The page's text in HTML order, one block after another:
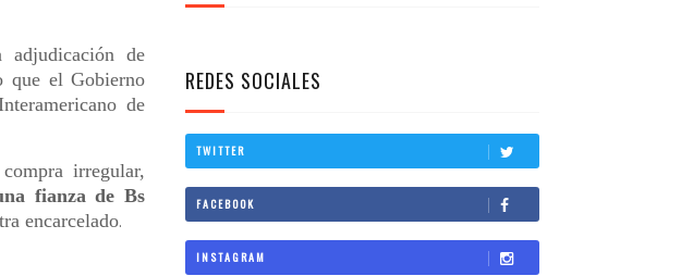
de
que el Gobierno
de
irregular,
fianza de Bs
encarcelado.
REDES SOCIALES
TWITTER
FACEBOOK
INSTAGRAM